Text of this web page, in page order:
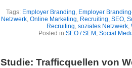
Tags: Employer Branding, Employer
Netzwerk, Online Marketing, Recruiting, SEO,
Recruiting, soziales Netzwerk,
Posted in SEO / SEM , Social
Studie: Trafficquellen von